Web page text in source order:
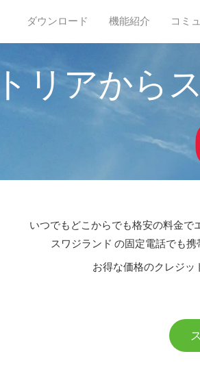
ダウンロード 機能紹介 コミ
リアから
いつでもどこからでも格安の料金で
スワジランド の固定電話でも携
お得な価格のクレジッ